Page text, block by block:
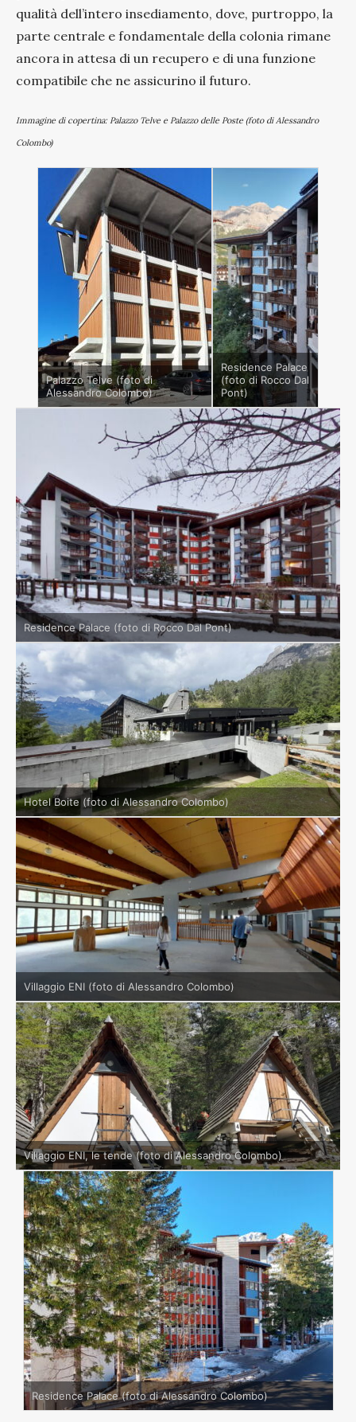
qualità dell’intero insediamento, dove, purtroppo, la
parte centrale e fondamentale della colonia rimane
ancora in attesa di un recupero e di una funzione
compatibile che ne assicurino il futuro.
Immagine di copertina: Palazzo Telve e Palazzo delle Poste (foto di Alessandro
Colombo)
Palazzo Telve (foto di
Alessandro Colombo)
Residence Palace
(foto di Rocco Dal
Pont)
Residence Palace (foto di Rocco Dal Pont)
Hotel Boite (foto di Alessandro Colombo)
Villaggio ENI (foto di Alessandro Colombo)
Villaggio ENI, le tende (foto di Alessandro Colombo)
Residence Palace (foto di Alessandro Colombo)